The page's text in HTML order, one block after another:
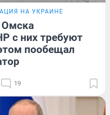
НА УКРАИНЕ
Омска
с них требуют
пообещал
19